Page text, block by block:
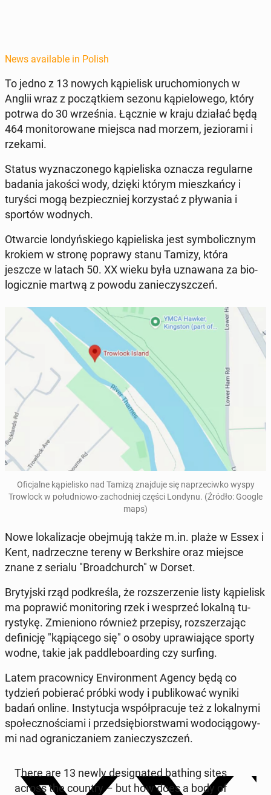
News available in Polish
To jedno z 13 nowych kąpielisk uru­chomionych w
Anglii wraz z początkiem sezonu kąpielowego, który
potrwa do 30 wrześ­nia. Łącznie w kraju działać będą
464 mon­i­torowane miejsca nad morzem, jezio­ra­mi i
rzekami.
Status wyz­nac­zonego kąpieliska oznacza reg­u­larne
badania jakości wody, dzięki którym mieszkań­cy i
turyści mogą bez­pieczniej ko­rzys­tać z pły­wa­nia i
sportów wodnych.
Ot­war­cie londyńskiego kąpieliska jest sym­bol­icznym
krokiem w stronę poprawy stanu Tamizy, która
jeszcze w latach 50. XX wieku była uz­nawana za bi­o­
log­icznie martwą z powodu zanieczyszczeń.
Ofic­jalne kąpielisko nad Tamizą zna­j­du­je się naprze­ci­wko wyspy
Trowlock w połud­niowo-za­chod­niej części Londynu. (Źródło: Google
maps)
Nowe lokaliza­c­je obe­j­mu­ją także m.in. plaże w Essex i
Kent, nadrzeczne tereny w Berk­shire oraz miejsce
znane z serialu "Broad­church" w Dorset.
Bry­tyjs­ki rząd pod­kreśla, że rozsz­erze­nie listy kąpielisk
ma popraw­ić mon­i­tor­ing rzek i we­sprzeć lokalną tu­
rystykę. Zmieniono również przepisy, rozsz­erza­jąc
definicję "kąpiącego się" o osoby up­raw­ia­jące sporty
wodne, takie jak pad­dle­board­ing czy surfing.
Latem pra­cown­i­cy En­vi­ron­ment Agency będą co
tydzień po­bier­ać próbki wody i pub­likować wyniki
badań online. In­sty­tuc­ja współpracu­je też z lokalny­mi
społecznoś­ci­a­mi i przed­siębiorstwa­mi wodocią­gowy­
mi nad ograniczaniem zanieczyszczeń.
There are 13 newly des­ig­nat­ed bathing sites
across the country – but how does a body of